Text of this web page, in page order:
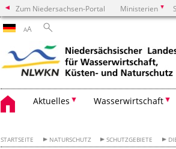
Zum Niedersachsen-Portal Ministerien
AA
Aktuelles Wasserwirtschaft
STARTSEITE NATURSCHUTZ SCHUTZGEBIETE